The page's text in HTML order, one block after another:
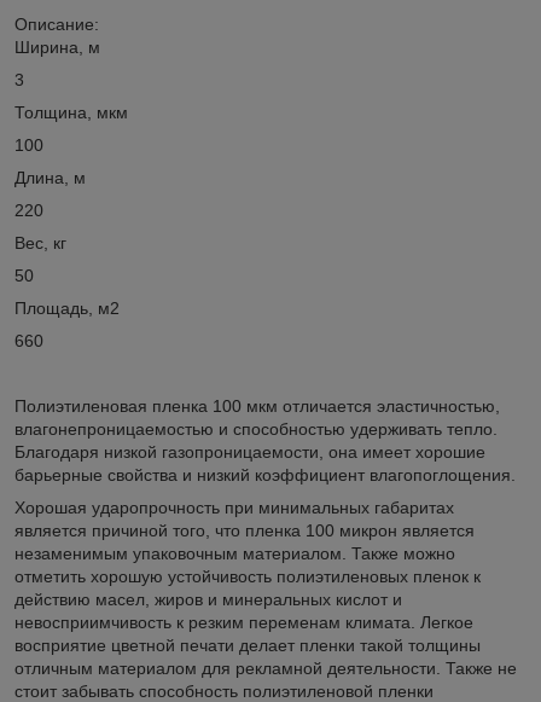
Описание:
Ширина, м
3
Толщина, мкм
100
Длина, м
220
Вес, кг
50
Площадь, м2
660
Полиэтиленовая пленка 100 мкм отличается эластичностью,
влагонепроницаемостью и способностью удерживать тепло.
Благодаря низкой газопроницаемости, она имеет хорошие
барьерные свойства и низкий коэффициент влагопоглощения.
Хорошая ударопрочность при минимальных габаритах
является причиной того, что пленка 100 микрон является
незаменимым упаковочным материалом. Также можно
отметить хорошую устойчивость полиэтиленовых пленок к
действию масел, жиров и минеральных кислот и
невосприимчивость к резким переменам климата. Легкое
восприятие цветной печати делает пленки такой толщины
отличным материалом для рекламной деятельности. Также не
стоит забывать способность полиэтиленовой пленки